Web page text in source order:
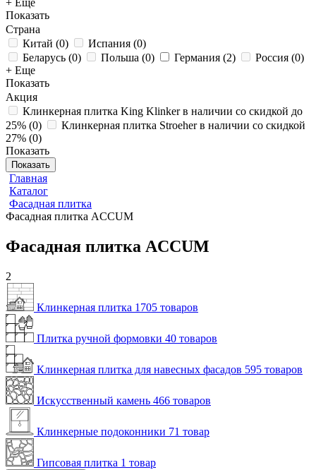
+ Еще
Показать
Страна
Китай (0) Испания (0)
Беларусь (0) Польша (0) Германия (2) Россия (0)
+ Еще
Показать
Акция
Клинкерная плитка King Klinker в наличии со скидкой до
25% (0)
Клинкерная плитка Stroeher в наличии со скидкой
27% (0)
Показать
Показать
Главная
Каталог
Фасадная плитка
Фасадная плитка ACCUM
Фасадная плитка ACCUM
2
Клинкерная плитка 1705 товаров
Плитка ручной формовки 40 товаров
Клинкерная плитка для навесных фасадов 595 товаров
Искусственный камень 466 товаров
Клинкерные подоконники 71 товар
Гипсовая плитка 1 товар